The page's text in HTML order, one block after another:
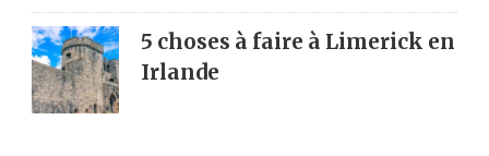
5 choses à faire à Limerick en
Irlande